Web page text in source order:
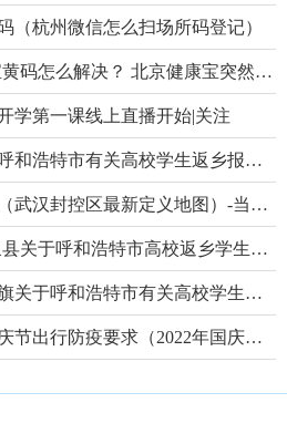
（杭州微信怎么扫场所码登记）
解决？ 北京健康宝突然变黄码怎么回事
学第一课线上直播开始|关注
浩特市有关高校学生返乡报备通告
汉封控区最新定义地图）-当前聚焦
和浩特市高校返乡学生提前报备的公告
和浩特市有关高校学生返乡信息报备的公告
要求（2022年国庆节出行防疫要求有哪些）